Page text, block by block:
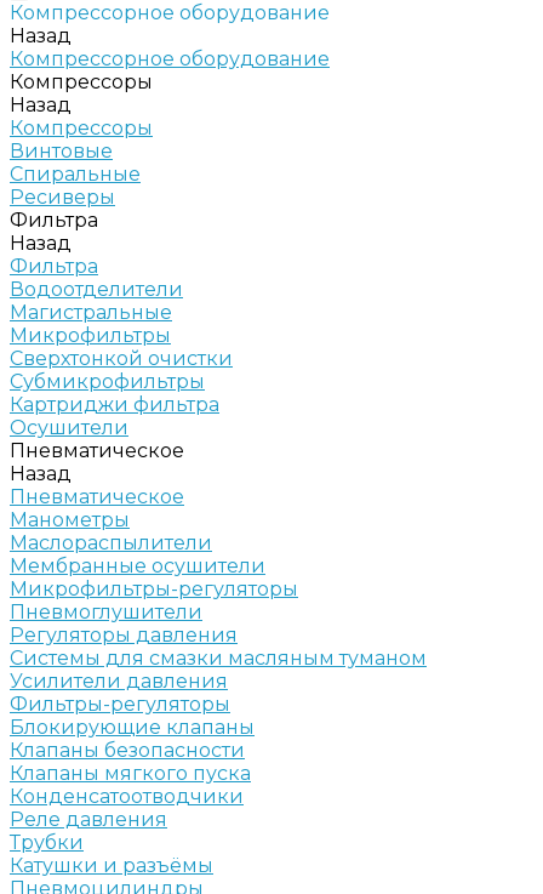
Компрессорное оборудование
Назад
Компрессорное оборудование
Компрессоры
Назад
Компрессоры
Винтовые
Спиральные
Ресиверы
Фильтра
Назад
Фильтра
Водоотделители
Магистральные
Микрофильтры
Сверхтонкой очистки
Субмикрофильтры
Картриджи фильтра
Осушители
Пневматическое
Назад
Пневматическое
Манометры
Маслораспылители
Мембранные осушители
Микрофильтры-регуляторы
Пневмоглушители
Регуляторы давления
Системы для смазки масляным туманом
Усилители давления
Фильтры-регуляторы
Блокирующие клапаны
Клапаны безопасности
Клапаны мягкого пуска
Конденсатоотводчики
Реле давления
Трубки
Катушки и разъёмы
Пневмоцилиндры